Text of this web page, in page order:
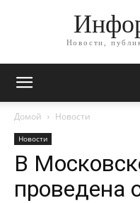
Новости,
Домой Новости
Новости
В
проведена